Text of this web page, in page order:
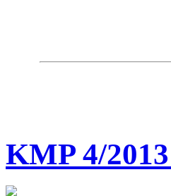
KMP 4/